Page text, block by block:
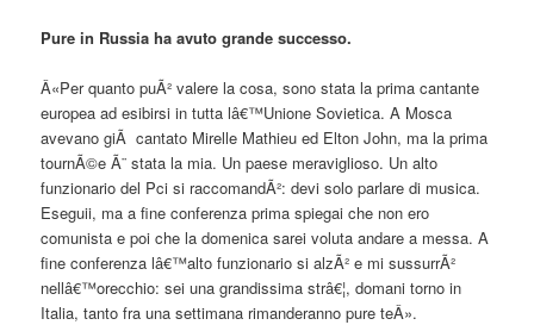
Pure in Russia ha avuto grande successo.
Â«Per quanto puÃ² valere la cosa, sono stata la prima cantante
europea ad esibirsi in tutta lâ€™Unione Sovietica. A Mosca
avevano giÃ cantato Mirelle Mathieu ed Elton John, ma la prima
tournÃ©e Ã¨ stata la mia. Un paese meraviglioso. Un alto
funzionario del Pci si raccomandÃ²: devi solo parlare di musica.
Eseguii, ma a fine conferenza prima spiegai che non ero
comunista e poi che la domenica sarei voluta andare a messa. A
fine conferenza lâ€™alto funzionario si alzÃ² e mi sussurrÃ²
nellâ€™orecchio: sei una grandissima strâ€¦, domani torno in
Italia, tanto fra una settimana rimanderanno pure teÂ».